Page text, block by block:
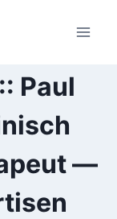
Paul
—